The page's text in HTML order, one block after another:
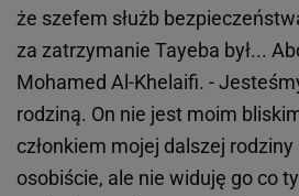
że szefem służb
za zatrzymanie Tayeba był...
Mohamed Al-Khelaifi. -
rodziną. On nie jest moim
członkiem mojej dalszej
osobiście, ale nie widuję go co